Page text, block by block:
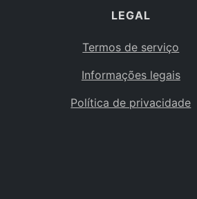
LEGAL
Termos de serviço
Informações legais
Política de privacidade